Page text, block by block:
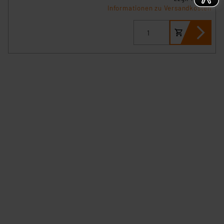
Informationen zu Versandkosten